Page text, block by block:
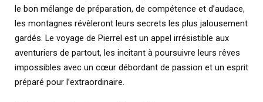
le bon mélange de préparation, de compétence et d’audace,
les montagnes révèleront leurs secrets les plus jalousement
gardés. Le voyage de Pierrel est un appel irrésistible aux
aventuriers de partout, les incitant à poursuivre leurs rêves
impossibles avec un cœur débordant de passion et un esprit
préparé pour l’extraordinaire.